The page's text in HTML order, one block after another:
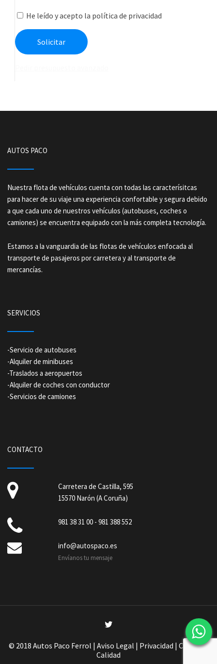
He leído y acepto la política de privacidad
AUTOS PACO
Nuestra flota de vehículos cuenta con todas las caracterísitcas
para hacer de su viaje una experiencia confortable y segura debido
a que cada uno de nuestros vehículos (autobuses, coches o
camiones) se encuentra equipado con la más completa tecnología.
Estamos a la vanguardia de las flotas de vehículos enfocada al
transporte de pasajeros por carretera y al transporte de
mercancías.
SERVICIOS
-Servicio de autobuses
-Alquiler de minibuses
-Traslados a aeropuertos
-Alquiler de coches con conductor
-Servicios de camiones
CONTACTO
Carretera de Castilla, 595
15570 Narón (A Coruña)
981 38 31 00- 981 388 552
info@autospaco.es
Envíanos tu mensaje
© 2018 Autos Paco Ferrol | Aviso Legal | Privacidad | Cookies|
Calidad